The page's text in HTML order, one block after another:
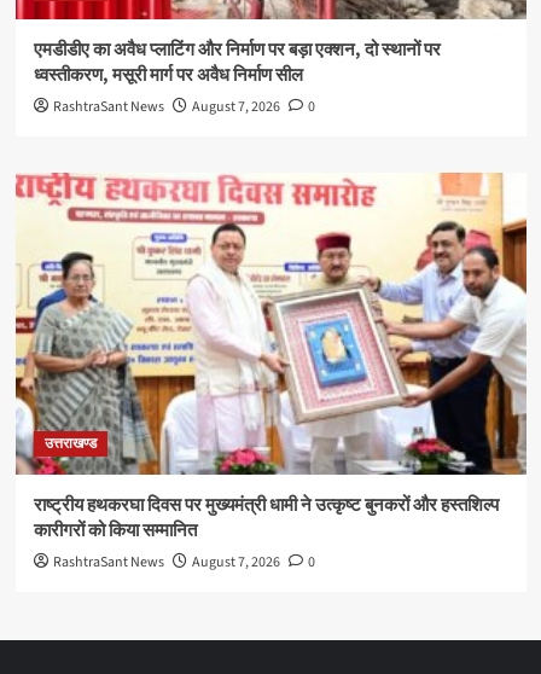
एमडीडीए का अवैध प्लाटिंग और निर्माण पर बड़ा एक्शन, दो स्थानों पर
ध्वस्तीकरण, मसूरी मार्ग पर अवैध निर्माण सील
RashtraSant News August 7, 2026 0
उत्तराखण्ड
राष्ट्रीय हथकरघा दिवस पर मुख्यमंत्री धामी ने उत्कृष्ट बुनकरों और हस्तशिल्प
कारीगरों को किया सम्मानित
RashtraSant News August 7, 2026 0